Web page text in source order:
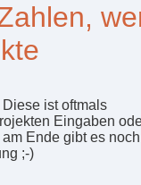
ist oftmals
Eingaben
Ende gibt es noch
;-)